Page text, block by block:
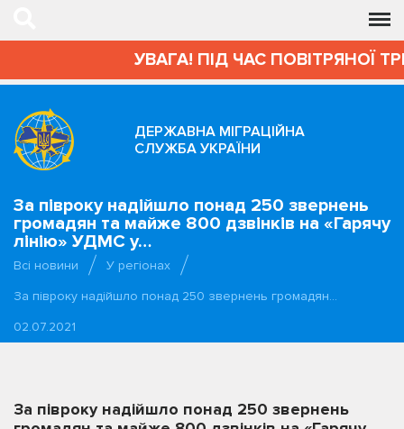
УВАГА! ПІД ЧАС ПОВІТРЯНОЇ
ДЕРЖАВНА МІГРАЦІЙНА
СЛУЖБА УКРАЇНИ
За півроку надійшло понад 250 звернень
громадян та майже 800 дзвінків на «Гарячу
лінію» УДМС у…
Всі новини
У регіонах
За півроку надійшло понад 250 звернень громадян…
02.07.2021
За півроку надійшло понад 250 звернень